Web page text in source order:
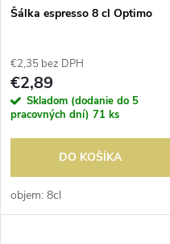
Šálka espresso 8 cl Optimo
€2,35 bez DPH
€2,89
Skladom (dodanie do 5
pracovných dní) 71 ks
DO KOŠÍKA
objem: 8cl